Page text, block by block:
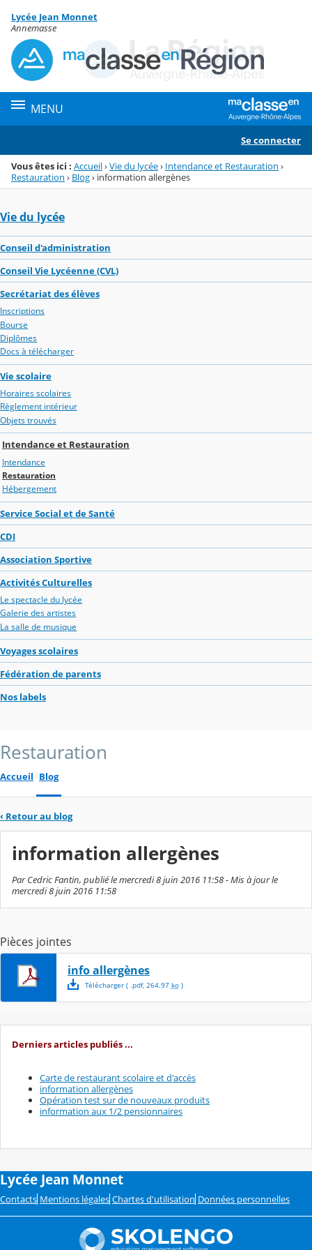
Menu de la rubrique
Contenu
Lycée Jean Monnet
Annemasse
MENU
Se connecter
Vous êtes ici : Accueil›Vie du lycée› Intendance et Restauration ›
Restauration › Blog› information allergènes
Vie du lycée
Conseil d'administration
Conseil Vie Lycéenne (CVL)
Secrétariat des élèves
Inscriptions
Bourse
Diplômes
Docs à télécharger
Vie scolaire
Horaires scolaires
Règlement intérieur
Objets trouvés
Intendance et Restauration
Intendance
Restauration
Hébergement
Service Social et de Santé
CDI
Association Sportive
Activités Culturelles
Le spectacle du lycée
Galerie des artistes
La salle de musique
Voyages scolaires
Fédération de parents
Nos labels
Restauration
Accueil Blog
‹ Retour au blog
information allergènes
Par Cedric Fantin, publié le mercredi 8 juin 2016 11:58 - Mis à jour le
mercredi 8 juin 2016 11:58
Pièces jointes
info allergènes
Télécharger( .pdf, 264.97 ko)
Derniers articles publiés ...
Carte de restaurant scolaire et d'accès
information allergènes
Opération test sur de nouveaux produits
information aux 1/2 pensionnaires
Lycée Jean Monnet
Contacts Mentions légales Chartes d'utilisation Données personnelles